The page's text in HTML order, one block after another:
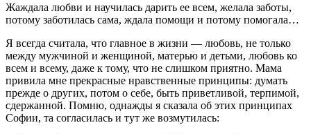
Жаждала любви и научилась дарить ее всем, желала заботы,
потому заботилась сама, ждала помощи и потому помогала…
Я всегда считала, что главное в жизни — любовь, не только
между мужчиной и женщиной, матерью и детьми, любовь ко
всем и всему, даже к тому, что не слишком приятно. Мама
привила мне прекрасные нравственные принципы: думать
прежде о других, потом о себе, быть приветливой, терпимой,
сдержанной. Помню, однажды я сказала об этих принципах
Софии, та согласилась и тут же возмутилась: